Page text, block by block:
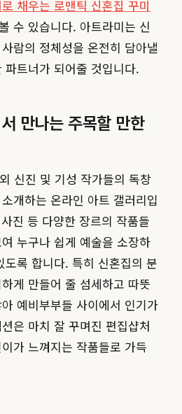
채우는 로맨틱 신혼집 꾸미
수 있습니다. 아트라미는 신
람의 정체성을 온전히 담아낼
트너가 되어줄 것입니다.
만나는 주목할 만한
신진 및 기성 작가들의 독창
개하는 온라인 아트 갤러리입
진 등 다양한 장르의 작품들
누구나 쉽게 예술을 소장하
록 합니다. 특히 신혼집의 분
게 만들어 줄 섬세하고 따뜻
예비부부들 사이에서 인기가
은 마치 잘 꾸며진 편집샵처
가 느껴지는 작품들로 가득